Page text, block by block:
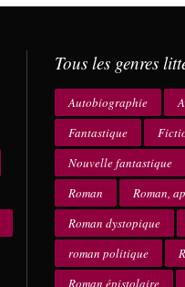
Tous les genres
Autobiographie
Fantastique
Nouvelle fantastique
Roman
Roman,
Roman dystopique
roman politique
Roman épistolaire